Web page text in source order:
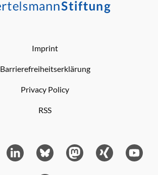
Imprint
Barrierefreiheitserklärung
Privacy Policy
RSS